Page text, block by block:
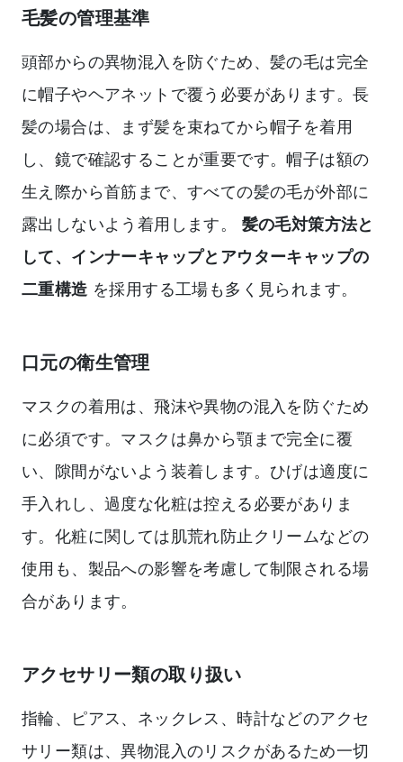
毛髪の管理基準
頭部からの異物混入を防ぐため、髪の毛は完全
に帽子やヘアネットで覆う必要があります。長
髪の場合は、まず髪を束ねてから帽子を着用
し、鏡で確認することが重要です。帽子は額の
生え際から首筋まで、すべての髪の毛が外部に
露出しないよう着用します。 髪の毛対策方法と
して、インナーキャップとアウターキャップの
二重構造 を採用する工場も多く見られます。
口元の衛生管理
マスクの着用は、飛沫や異物の混入を防ぐため
に必須です。マスクは鼻から顎まで完全に覆
い、隙間がないよう装着します。ひげは適度に
手入れし、過度な化粧は控える必要がありま
す。化粧に関しては肌荒れ防止クリームなどの
使用も、製品への影響を考慮して制限される場
合があります。
アクセサリー類の取り扱い
指輪、ピアス、ネックレス、時計などのアクセ
サリー類は、異物混入のリスクがあるため一切